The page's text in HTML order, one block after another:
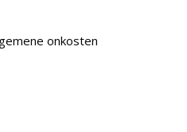
onkosten